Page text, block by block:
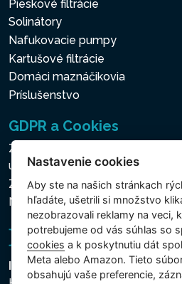
Pieskové filtrácie
Solinátory
Nafukovacie pumpy
Kartušové filtrácie
Domáci maznáčikovia
Príslušenstvo
GDPR a Cookies
Zásady ochrany osobných a
údajov
Zásady používania súborov
Nastavenie cookies
Intex Trading, s.r.o.
Nastavenie cookies
Aby ste na našich stránkach
hľadáte, ušetrili si množstvo
nezobrazovali reklamy na veci,
potrebujeme od vás súhlas so
cookies a k poskytnutiu dát
Meta alebo Amazon. Tieto
obsahujú vaše preferencie,